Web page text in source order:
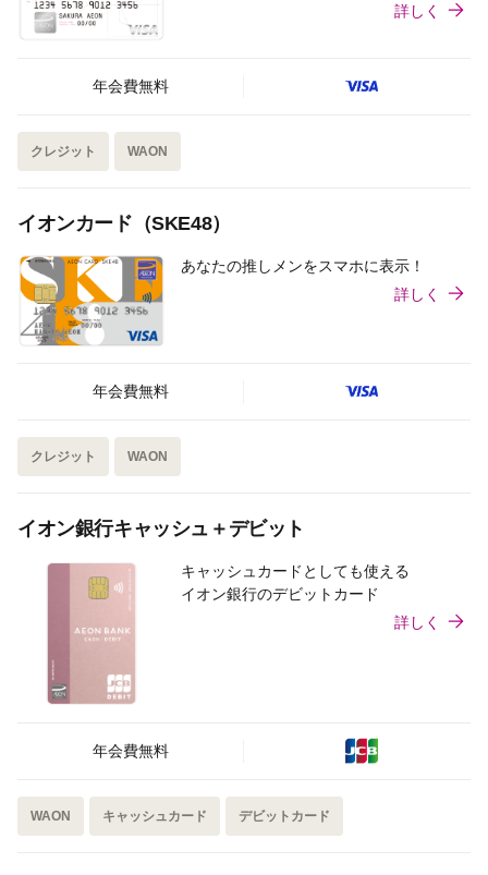
詳しく
年会費無料
クレジット WAON
イオンカード（SKE48）
あなたの推しメンをスマホに表示！
詳しく
年会費無料
クレジット WAON
イオン銀行キャッシュ＋デビット
キャッシュカードとしても使える
イオン銀行のデビットカード
詳しく
年会費無料
WAON キャッシュカード デビットカード